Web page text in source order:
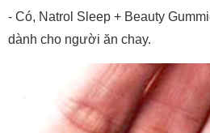
- Có, Natrol Sleep + Beauty
dành cho người ăn chay.